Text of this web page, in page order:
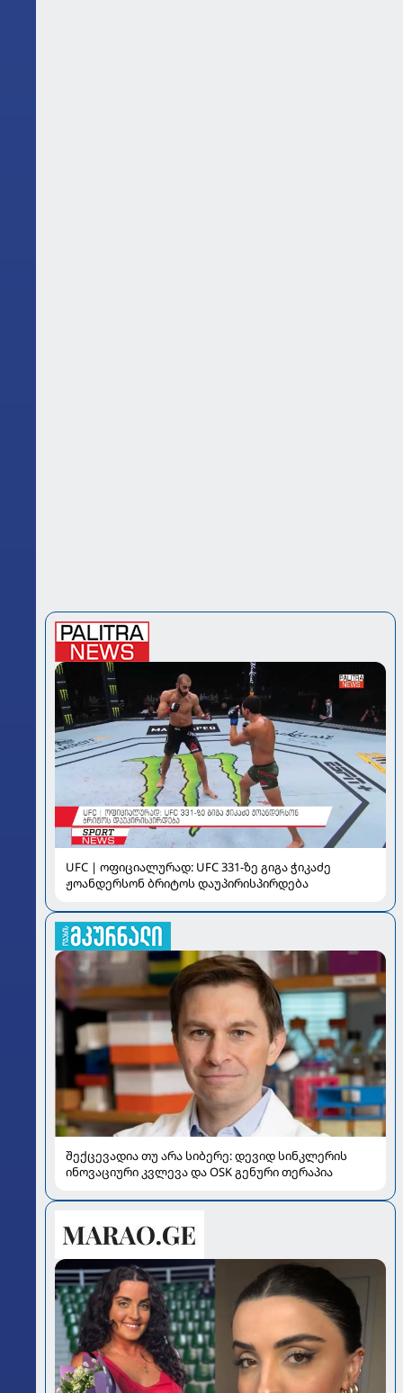
UFC | ოფიციალურად: UFC 331-ზე გიგა ჭიკაძე
ჟოანდერსონ ბრიტოს დაუპირისპირდება
შექცევადია თუ არა სიბერე: დევიდ სინკლერის
ინოვაციური კვლევა და OSK გენური თერაპია